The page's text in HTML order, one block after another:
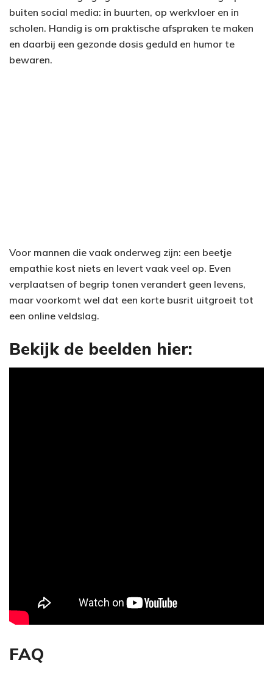
buiten social media: in buurten, op werkvloer en in
scholen. Handig is om praktische afspraken te maken
en daarbij een gezonde dosis geduld en humor te
bewaren.
Voor mannen die vaak onderweg zijn: een beetje
empathie kost niets en levert vaak veel op. Even
verplaatsen of begrip tonen verandert geen levens,
maar voorkomt wel dat een korte busrit uitgroeit tot
een online veldslag.
Bekijk de beelden hier:
FAQ